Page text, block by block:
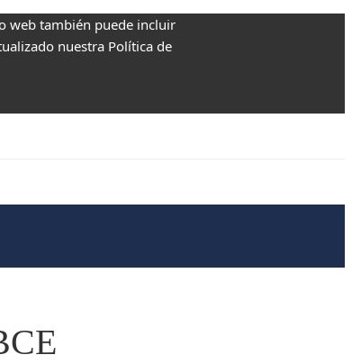
web también puede incluir
nuestra Política de